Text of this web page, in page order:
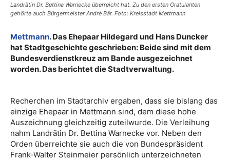
Landrätin Dr. Bettina Warnecke überreicht hat. Zu den ersten Gratulanten
gehörte auch Bürgermeister André Bär. Foto: Kreisstadt Mettmann
Mettmann. Das Ehepaar Hildegard und Hans Duncker
hat Stadtgeschichte geschrieben: Beide sind mit dem
Bundesverdienstkreuz am Bande ausgezeichnet
worden. Das berichtet die Stadtverwaltung.
Recherchen im Stadtarchiv ergaben, dass sie bislang das
einzige Ehepaar in Mettmann sind, dem diese hohe
Auszeichnung gleichzeitig zuteilwurde. Die Verleihung
nahm Landrätin Dr. Bettina Warnecke vor. Neben den
Orden überreichte sie auch die von Bundespräsident
Frank-Walter Steinmeier persönlich unterzeichneten